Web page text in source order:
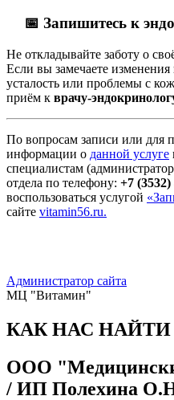
📅 Запишитесь к
Не откладывайте заботу о
Если вы замечаете
усталость или проблемы с
приём к врачу-
По вопросам записи или для
информации о данной услуге
специалистам
отдела по телефону: +7 (3532)
воспользоваться услугой
сайте vitamin56.ru.
Администратор сайта
МЦ "Витамин"
КАК НАС НАЙТИ
ООО
/ ИП Полехина